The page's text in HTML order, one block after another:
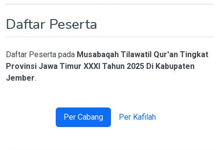
Daftar Peserta
Daftar Peserta pada Musabaqah Tilawatil Qur'an Tingkat
Provinsi Jawa Timur XXXI Tahun 2025 Di Kabupaten
Jember.
Per Cabang Per Kafilah